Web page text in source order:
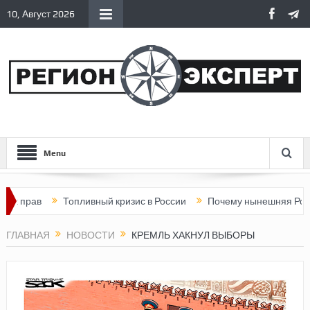
10, Август 2026
Menu
Топливный кризис в России Почему нынешняя Россия
ГЛАВНАЯ НОВОСТИ КРЕМЛЬ ХАКНУЛ ВЫБОРЫ